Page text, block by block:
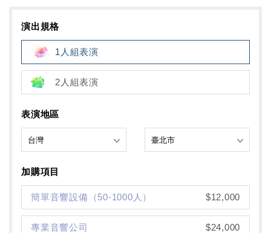
演出規格
1人組表演
2人組表演
表演地區
加購項目
$12,000
簡單音響設備（50-1000人）
$24,000
專業音響公司